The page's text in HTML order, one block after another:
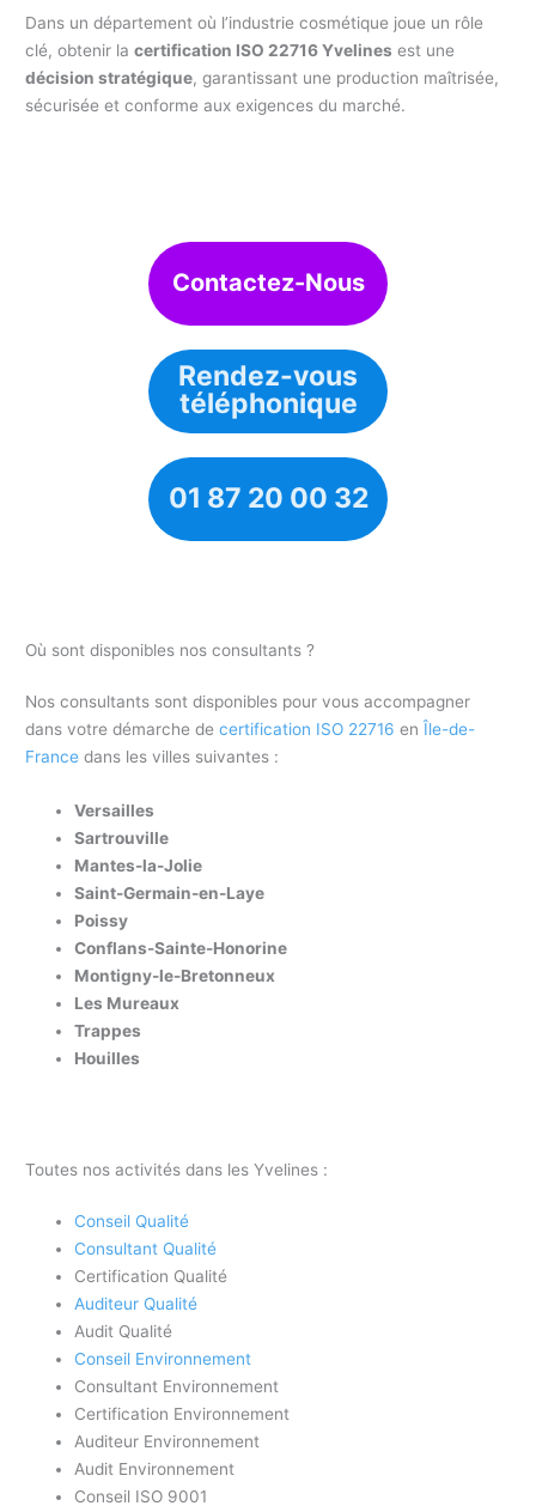
Dans un département où l’industrie cosmétique joue un rôle
clé, obtenir lacertification ISO 22716 Yvelines est une
décision stratégique, garantissant une production maîtrisée,
sécurisée et conforme aux exigences du marché.
Contactez-Nous
Rendez-vous
téléphonique
01 87 20 00 32
Où sont disponibles nos consultants ?
Nos consultants sont disponibles pour vous accompagner
dans votre démarche decertification ISO 22716 enÎle-de-
France dans les villes suivantes :
Versailles
Sartrouville
Mantes-la-Jolie
Saint-Germain-en-Laye
Poissy
Conflans-Sainte-Honorine
Montigny-le-Bretonneux
Les Mureaux
Trappes
Houilles
Toutes nos activités dans les Yvelines :
Conseil Qualité
Consultant Qualité
Certification Qualité
Auditeur Qualité
Audit Qualité
Conseil Environnement
Consultant Environnement
Certification Environnement
Auditeur Environnement
Audit Environnement
Conseil ISO 9001